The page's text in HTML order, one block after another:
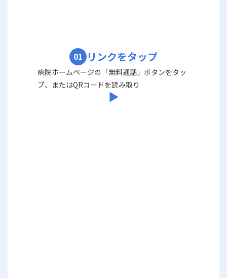
01 リンクをタップ
病院ホームページの「無料通話」ボタンをタッ
プ、またはQRコードを読み取り